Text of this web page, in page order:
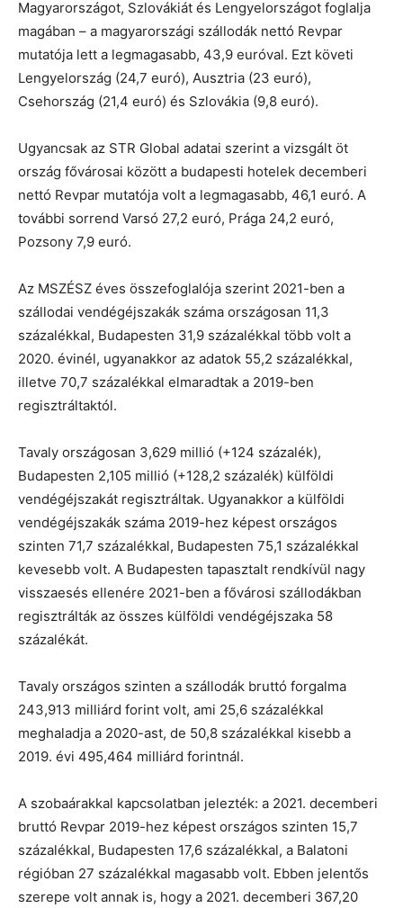
Magyarországot, Szlovákiát és Lengyelországot foglalja
magában – a magyarországi szállodák nettó Revpar
mutatója lett a legmagasabb, 43,9 euróval. Ezt követi
Lengyelország (24,7 euró), Ausztria (23 euró),
Csehország (21,4 euró) és Szlovákia (9,8 euró).
Ugyancsak az STR Global adatai szerint a vizsgált öt
ország fővárosai között a budapesti hotelek decemberi
nettó Revpar mutatója volt a legmagasabb, 46,1 euró. A
további sorrend Varsó 27,2 euró, Prága 24,2 euró,
Pozsony 7,9 euró.
Az MSZÉSZ éves összefoglalója szerint 2021-ben a
szállodai vendégéjszakák száma országosan 11,3
százalékkal, Budapesten 31,9 százalékkal több volt a
2020. évinél, ugyanakkor az adatok 55,2 százalékkal,
illetve 70,7 százalékkal elmaradtak a 2019-ben
regisztráltaktól.
Tavaly országosan 3,629 millió (+124 százalék),
Budapesten 2,105 millió (+128,2 százalék) külföldi
vendégéjszakát regisztráltak. Ugyanakkor a külföldi
vendégéjszakák száma 2019-hez képest országos
szinten 71,7 százalékkal, Budapesten 75,1 százalékkal
kevesebb volt. A Budapesten tapasztalt rendkívül nagy
visszaesés ellenére 2021-ben a fővárosi szállodákban
regisztrálták az összes külföldi vendégéjszaka 58
százalékát.
Tavaly országos szinten a szállodák bruttó forgalma
243,913 milliárd forint volt, ami 25,6 százalékkal
meghaladja a 2020-ast, de 50,8 százalékkal kisebb a
2019. évi 495,464 milliárd forintnál.
A szobaárakkal kapcsolatban jelezték: a 2021. decemberi
bruttó Revpar 2019-hez képest országos szinten 15,7
százalékkal, Budapesten 17,6 százalékkal, a Balatoni
régióban 27 százalékkal magasabb volt. Ebben jelentős
szerepe volt annak is, hogy a 2021. decemberi 367,20